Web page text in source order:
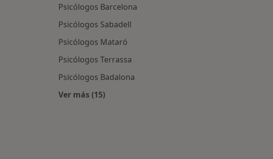
Psicólogos Barcelona
Psicólogos Sabadell
Psicólogos Mataró
Psicólogos Terrassa
Psicólogos Badalona
Ver más (15)